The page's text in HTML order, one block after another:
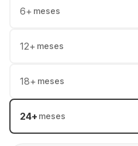
6+ meses
12+ meses
18+ meses
24+ meses